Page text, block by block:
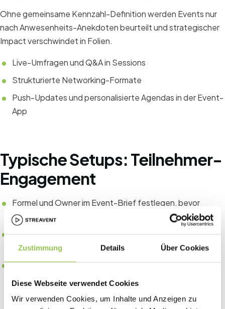
Zustimmung Details Über Cookies
Diese Webseite verwendet Cookies
Wir verwenden Cookies, um Inhalte und Anzeigen zu
Ohne gemeinsame Kennzahl-Definition werden Events nur
nach Anwesenheits-Anekdoten beurteilt und strategischer
Impact verschwindet in Folien.
Live-Umfragen und Q&A in Sessions
Strukturierte Networking-Formate
Push-Updates und personalisierte Agendas in der Event-
App
Typische Setups: Teilnehmer-
Engagement
Formel und Owner im Event-Brief festlegen, bevor
Budget freigegeben wird
CRM-Felder an Registrierungsquelle für Pipeline-
Attribution koppeln
Dieselben KPIs über Jahre vergleichen statt Einmal-
Tabellen